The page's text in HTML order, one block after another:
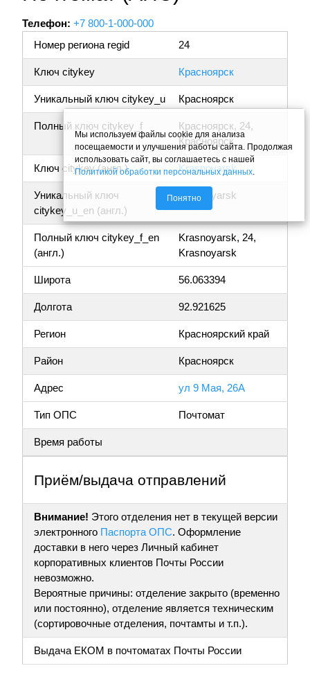
Телефон: +7 800-1-000-000
Номер региона regid
24
Ключ citykey Красноярск
Уникальный ключ citykey_u Красноярск
Полный ключ citykey_f
Красноярск, 24,
Красноярск
Ключ citykey (англ.) Krasnoyarsk
Уникальный ключ
citykey_u_en (англ.)
Krasnoyarsk
Полный ключ citykey_f_en
(англ.)
Krasnoyarsk, 24,
Krasnoyarsk
Широта 56.063394
Долгота 92.921625
Регион Красноярский край
Район Красноярск
Адрес ул 9 Мая, 26А
Тип ОПС Почтомат
Время работы
Приём/выдача отправлений
Внимание! Этого отделения нет в текущей версии
электронного Паспорта ОПС. Оформление
доставки в него через Личный кабинет
корпоративных клиентов Почты России
невозможно.
Вероятные причины: отделение закрыто (временно
или постоянно), отделение является техническим
(сортировочные отделения, почтамты и т.п.).
Выдача ЕКОМ в почтоматах Почты России
Мы используем файлы cookie для анализа
посещаемости и улучшения работы сайта. Продолжая
использовать сайт, вы соглашаетесь с нашей
Политикой обработки персональных данных.
Понятно